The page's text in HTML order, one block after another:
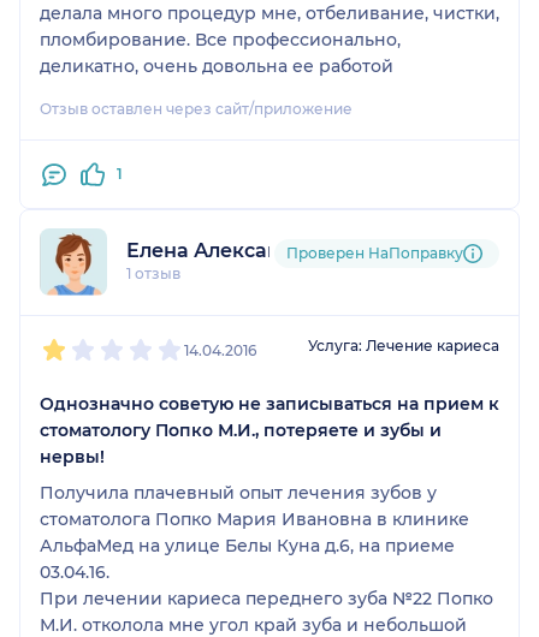
делала много процедур мне, отбеливание, чистки,
пломбирование. Все профессионально,
деликатно, очень довольна ее работой
Отзыв оставлен через сайт/приложение
1
Елена Александровна
1 отзыв
Проверен НаПоправку
14.04.2016 Услуга: Лечение кариеса
Однозначно советую не записываться на прием к
стоматологу Попко М.И., потеряете и зубы и
нервы!
Получила плачевный опыт лечения зубов у
стоматолога Попко Мария Ивановна в клинике
АльфаМед на улице Белы Куна д.6, на приеме
03.04.16.
При лечении кариеса переднего зуба №22 Попко
М.И. отколола мне угол край зуба и небольшой